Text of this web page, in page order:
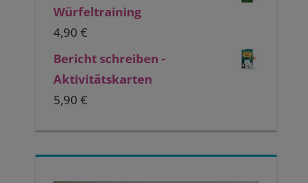
Würfeltraining
4,90€
Bericht schreiben -
Aktivitätskarten
5,90€